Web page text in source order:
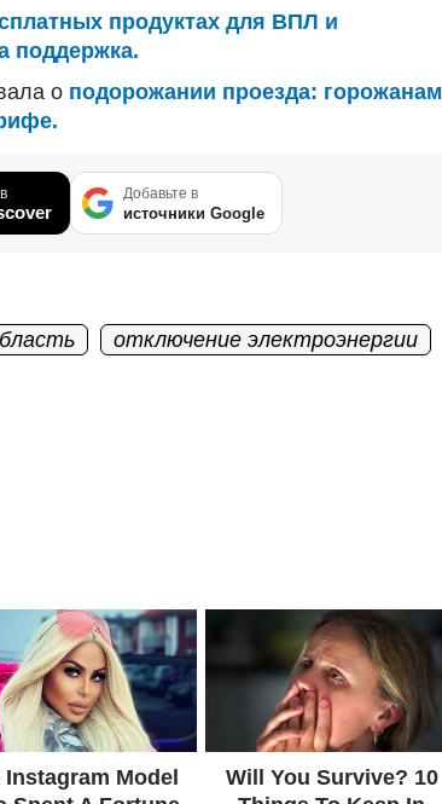
продуктах для ВПЛ и
поддержка.
о подорожании проезда: горожанам
Добавьте в
источники Google
отключение электроэнергии